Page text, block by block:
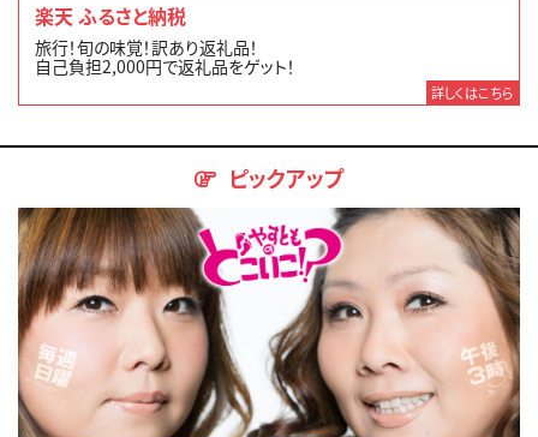
楽天 ふるさと納税
旅行！旬の味覚！訳あり返礼品！
自己負担2,000円で返礼品をゲット！
詳しくはこちら
ピックアップ